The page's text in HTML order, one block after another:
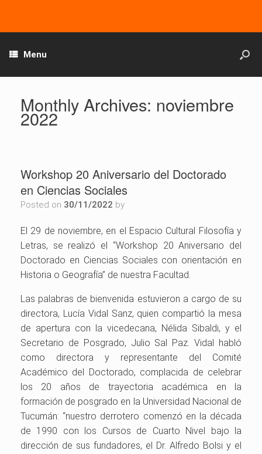
Menu
Monthly Archives: noviembre
2022
Workshop 20 Aniversario del Doctorado
en Ciencias Sociales
Posted on 30/11/2022 by
El 29 de noviembre, en el Espacio Cultural Filosofía y
Letras, se realizó el “Workshop 20 Aniversario del
Doctorado en Ciencias Sociales con orientación en
Historia o Geografía” de nuestra Facultad.
Las palabras de bienvenida estuvieron a cargo de su
directora, Lucía Vidal Sanz, quien compartió la mesa
de apertura con la vicedecana, Nélida Sibaldi, y el
Secretario de Posgrado, Julio Sal Paz. Vidal habló
como directora y representante del Comité
Académico del Doctorado, complacida de celebrar
los 20 años de trayectoria académica en la
formación de posgrado en la Universidad Nacional de
Tucumán: “nuestro derrotero comenzó en la década
de 1990 con los Cursos de Cuarto Nivel bajo la
dirección de sus fundadores, el Dr. Alfredo Bolsi y el